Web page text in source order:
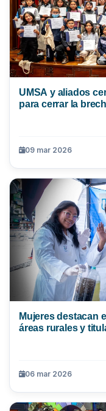
UMSA y aliados
para cerrar la
09 mar 2026
Mujeres destacan
áreas rurales y
06 mar 2026